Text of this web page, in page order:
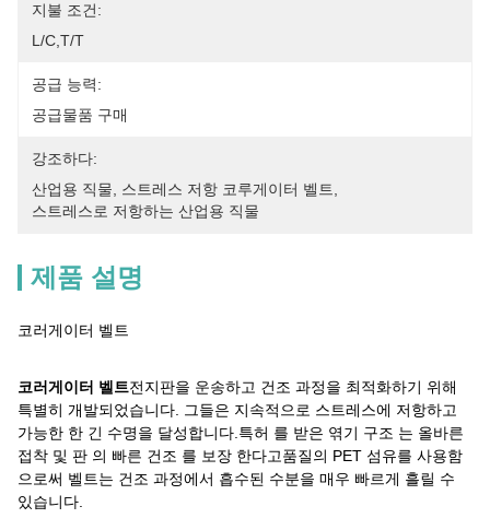
지불 조건:
L/C,T/T
공급 능력:
공급물품 구매
강조하다:
산업용 직물
스트레스 저항 코루게이터 벨트
스트레스로 저항하는 산업용 직물
제품 설명
코러게이터 벨트
코러게이터 벨트전지판을 운송하고 건조 과정을 최적화하기 위해
특별히 개발되었습니다. 그들은 지속적으로 스트레스에 저항하고
가능한 한 긴 수명을 달성합니다.특허 를 받은 엮기 구조 는 올바른
접착 및 판 의 빠른 건조 를 보장 한다고품질의 PET 섬유를 사용함
으로써 벨트는 건조 과정에서 흡수된 수분을 매우 빠르게 흘릴 수
있습니다.